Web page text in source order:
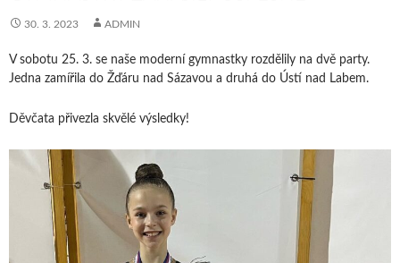
30. 3. 2023 ADMIN
V sobotu 25. 3. se naše moderní gymnastky rozdělily na dvě party.
Jedna zamířila do Žďáru nad Sázavou a druhá do Ústí nad Labem.
Děvčata přivezla skvělé výsledky!